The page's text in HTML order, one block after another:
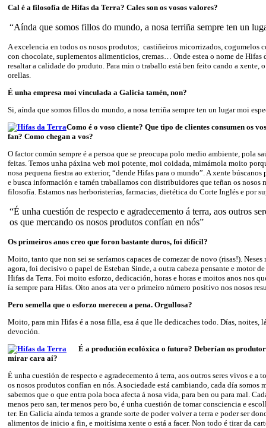
Cal é a filosofía de Hifas da Terra? Cales son os vosos valores?
“Aínda que somos fillos do mundo, a nosa terriña sempre ten un
A excelencia en todos os nosos produtos; castiñeiros micorrizados, cogumelos
con chocolate, suplementos alimenticios, cremas… Onde estea o nome de Hifas
resaltar a calidade do produto. Para min o traballo está ben feito cando a xente,
orellas.
É unha empresa moi vinculada a Galicia tamén, non?
Si, aínda que somos fillos do mundo, a nosa terriña sempre ten un lugar moi
Como é o voso cliente? Que tipo de clientes consumen os
fan? Como chegan a vos?
O factor común sempre é a persoa que se preocupa polo medio ambiente, pola
feitas. Temos unha páxina web moi potente, moi coidada, mimámola moito
nosa pequena fiestra ao exterior, “dende Hifas para o mundo”. A xente
e busca información e tamén traballamos con distribuidores que teñan os nosos
filosofía. Estamos nas herboristerías, farmacias, dietética do Corte Inglés e por
“É unha cuestión de respecto e agradecemento á terra, aos outros
os que mercando os nosos produtos confían en nós”
Os primeiros anos creo que foron bastante duros, foi difícil?
Moito, tanto que non sei se seríamos capaces de comezar de novo (risas!). Neses
agora, foi decisivo o papel de Esteban Sinde, a outra cabeza pensante e motor
Hifas da Terra. Foi moito esforzo, dedicación, horas e horas e moitos anos nos
ía sempre para Hifas. Oito anos ata ver o primeiro número positivo nos nosos
Pero semella que o esforzo mereceu a pena. Orgullosa?
Moito, para min Hifas é a nosa filla, esa á que lle dedicaches todo. Días, noites,
devoción.
É a produción ecolóxica o futuro? Deberían os
mirar cara aí?
É unha cuestión de respecto e agradecemento á terra, aos outros seres vivos e a
os nosos produtos confían en nós. A sociedade está cambiando, cada día somos
sabemos que o que entra pola boca afecta á nosa vida, para ben ou para mal.
menos pero san, ter menos pero bo, é unha cuestión de tomar consciencia e
ter. En Galicia aínda temos a grande sorte de poder volver a terra e poder ser
alimentos de inicio a fin, e moitísima xente o está a facer. Non todo é tirar da